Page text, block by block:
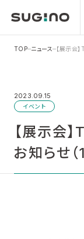
TOP ニュース 【展示会
2023.09.15
イベント
【展示会
お知らせ